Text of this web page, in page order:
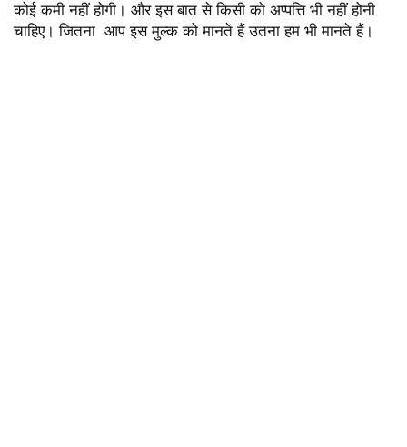
कोई कमी नहीं होगी। और इस बात से किसी को अप्पत्ति भी नहीं होनी
चाहिए। जितना आप इस मुल्क को मानते हैं उतना हम भी मानते हैं।